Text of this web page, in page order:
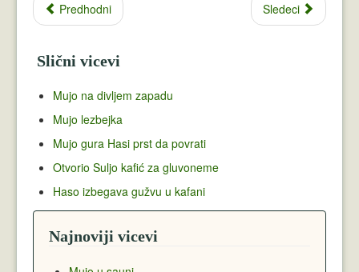
Predhodni Sledeci
Slični vicevi
Mujo na divljem zapadu
Mujo lezbejka
Mujo gura Hasi prst da povrati
Otvorio Suljo kafić za gluvoneme
Haso izbegava gužvu u kafani
Najnoviji vicevi